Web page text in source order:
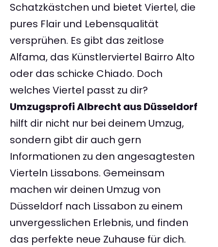
Schatzkästchen und bietet Viertel, die
pures Flair und Lebensqualität
versprühen. Es gibt das zeitlose
Alfama, das Künstlerviertel Bairro Alto
oder das schicke Chiado. Doch
welches Viertel passt zu dir?
Umzugsprofi Albrecht aus Düsseldorf
hilft dir nicht nur bei deinem Umzug,
sondern gibt dir auch gern
Informationen zu den angesagtesten
Vierteln Lissabons. Gemeinsam
machen wir deinen Umzug von
Düsseldorf nach Lissabon zu einem
unvergesslichen Erlebnis, und finden
das perfekte neue Zuhause für dich.